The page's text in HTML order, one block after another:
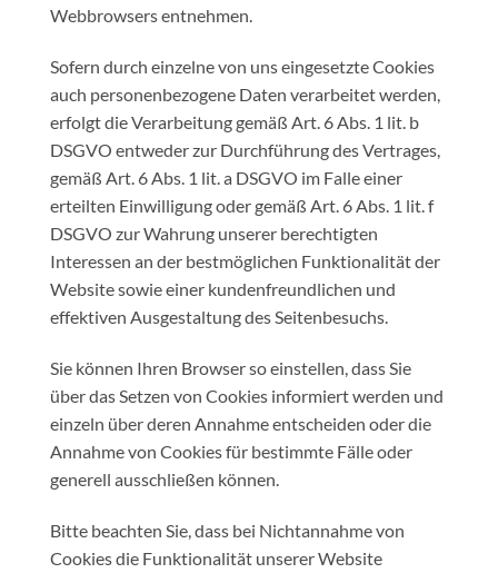
Webbrowsers entnehmen.
Sofern durch einzelne von uns eingesetzte Cookies
auch personenbezogene Daten verarbeitet werden,
erfolgt die Verarbeitung gemäß Art. 6 Abs. 1 lit. b
DSGVO entweder zur Durchführung des Vertrages,
gemäß Art. 6 Abs. 1 lit. a DSGVO im Falle einer
erteilten Einwilligung oder gemäß Art. 6 Abs. 1 lit. f
DSGVO zur Wahrung unserer berechtigten
Interessen an der bestmöglichen Funktionalität der
Website sowie einer kundenfreundlichen und
effektiven Ausgestaltung des Seitenbesuchs.
Sie können Ihren Browser so einstellen, dass Sie
über das Setzen von Cookies informiert werden und
einzeln über deren Annahme entscheiden oder die
Annahme von Cookies für bestimmte Fälle oder
generell ausschließen können.
Bitte beachten Sie, dass bei Nichtannahme von
Cookies die Funktionalität unserer Website